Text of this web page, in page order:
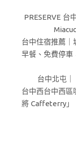
PRESERVE 台
台中住宿推薦
早餐、免費停車
台中北屯
台中西台中西區
將 Caffeterry」